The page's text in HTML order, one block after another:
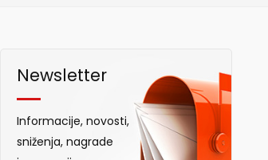
Newsletter
Informacije, novosti,
sniženja, nagrade